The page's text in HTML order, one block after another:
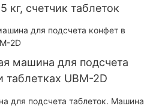
кг, счетчик таблеток
машина для подсчета
таблетках UBM-2D